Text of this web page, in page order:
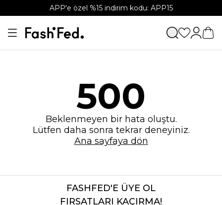
APP'e özel %15 indirim kodu: APP15
500
Beklenmeyen bir hata oluştu.
Lütfen daha sonra tekrar deneyiniz.
Ana sayfaya dön
FASHFED'E ÜYE OL
FIRSATLARI KAÇIRMA!